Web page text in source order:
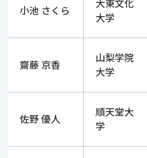
小池 さくら
大東文化
大学
齋藤 京香
山梨学院
大学
佐野 優人
順天堂大
学